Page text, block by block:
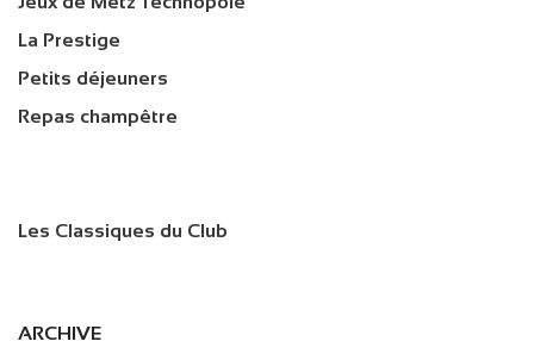
La Prestige
Petits déjeuners
Repas champêtre
Les Classiques du Club
ARCHIVE